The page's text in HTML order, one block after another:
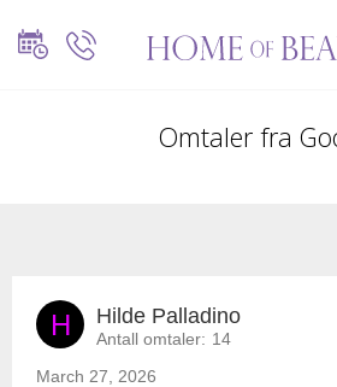
Omtaler fra
H Hilde Palladino
Antall omtaler: 14
March 27, 2026